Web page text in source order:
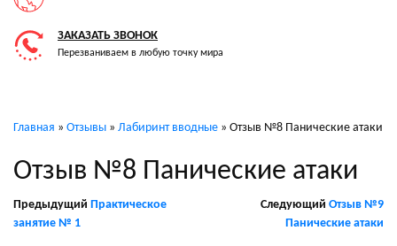
ЗАКАЗАТЬ ЗВОНОК
Перезваниваем в любую точку мира
Главная » Отзывы » Лабиринт вводные » Отзыв №8 Панические атаки
Отзыв №8 Панические атаки
Предыдущий Практическое
занятие № 1
Следующий Отзыв №9
Панические атаки